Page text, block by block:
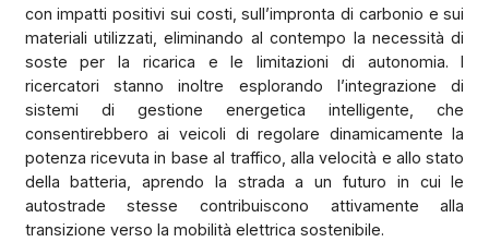
con impatti positivi sui costi, sull’impronta di carbonio e sui
materiali utilizzati, eliminando al contempo la necessità di
soste per la ricarica e le limitazioni di autonomia. I
ricercatori stanno inoltre esplorando l’integrazione di
sistemi di gestione energetica intelligente, che
consentirebbero ai veicoli di regolare dinamicamente la
potenza ricevuta in base al traffico, alla velocità e allo stato
della batteria, aprendo la strada a un futuro in cui le
autostrade stesse contribuiscono attivamente alla
transizione verso la mobilità elettrica sostenibile.